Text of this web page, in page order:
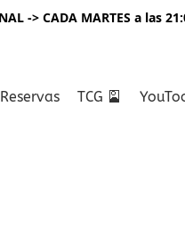
-> CADA MARTES a las
Reservas TCG 🎴